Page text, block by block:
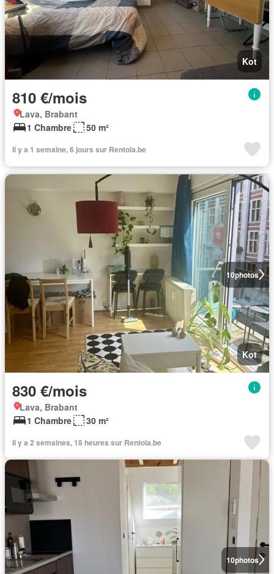
Kot
810 €/mois
Lava, Brabant
1 Chambre
50 m²
Il y a 1 semaine, 6 jours sur Rentola.be
10photos
Kot
830 €/mois
Lava, Brabant
1 Chambre
30 m²
Il y a 2 semaines, 18 heures sur Rentola.be
10photos